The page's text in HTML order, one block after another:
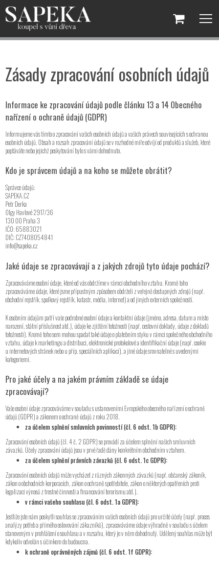
Zásady zpracování osobních údajů
Informace ke zpracování údajů podle článku 13 a 14 Obecného
nařízení o ochraně údajů (GDPR)
Informujeme vás tímto o zpracování vašich osobních údajů a vašich právech souvisejících s ochranou
osobních údajů. Obsah a rozsah zpracování údajů se v rozhodné míře odvíjí od produktů a služeb, které
poptáváte nebo jejichž poskytování bylo s vámi dohodnuto.
Kdo je správcem údajů a na koho se můžete obrátit?
Správce údajů:
SAPEKA.CZ
Petr Derka
Olgy Havlové 2917/36
130 00 Praha 3
IČO: 65883021
DIČ: CZ7408054841
info@sapeka.cz
Jaké údaje se zpracovávají a z jakých zdrojů tyto údaje pochází?
Zpracováváme osobní údaje, které od vás obdržíme v rámci obchodního vztahu. Kromě toho
zpracováváme údaje, které jsme přípustným způsobem obdrželi z veřejně dostupných zdrojů (např.
obchodní rejstřík, spolkový rejstřík, katastr, média, internet) a od jiných externích společností.
K osobním údajům patří vaše podrobné osobní údaje a kontaktní údaje (jméno, adresa, datum a místo
narození, státní příslušnost atd.), údaje ke zjištění totožnosti (např. cestovní doklady, údaje z dokladů
totožnosti). Kromě toho sem mohou spadat také údaje o platebním styku v rámci společného obchodního
vztahu, údaje k marketingu a distribuci, elektronické protokolové a identifikační údaje (např. cookie
u internetových stránek nebo u příp. speciálních aplikací), a jiné údaje srovnatelné s uvedenými
kategoriemi.
Pro jaké účely a na jakém právním základě se údaje
zpracovávají?
Vaše osobní údaje zpracováváme v souladu s ustanoveními Evropského obecného nařízení o ochraně
údajů (GDPR) a zákonem o ochraně údajů z roku 2018.
za účelem splnění smluvních povinností (čl. 6 odst. 1b GDPR):
Zpracování osobních údajů (čl. 4 č. 2 GDPR) se provádí za účelem splnění našich smluvních
závazků. Účely zpracování údajů jsou v prvé řadě dány konkrétním obchodním vztahem.
za účelem splnění právních závazků (čl. 6 odst. 1c GDPR):
Zpracování osobních údajů může vycházet z různých zákonných závazků (např. občanský zákoník,
zákon o obchodních korporacích, zákon o ochraně spotřebitele, zákon o některých opatřeních proti
legalizaci výnosů z trestné činnosti a financování terorismu atd.).
v rámci vašeho souhlasu (čl. 6 odst. 1a GDPR):
Jestliže jste nám poskytli souhlas se zpracováním vašich osobních údajů pro určité účely (např. proces
analýzy potřeb a přímého oslovování zákazníků), zpracováváme údaje výhradně v souladu s účelem
stanoveným v prohlášení o souhlasu a v rozsahu, který je v něm dohodnutý. Udělený souhlas může být
kdykoliv odvolán s účinkem do budoucna.
k ochraně oprávněných zájmů (čl. 6 odst. 1f GDPR):